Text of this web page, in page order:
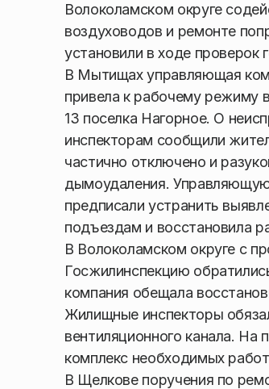
Волоколамском округе
воздуховодов и ремонте
установили в ходе проверок
В Мытищах управляющая
привела к рабочему режиму
13 поселка Нагорное. О
инспекторам сообщили
частично отключено и
дымоудаления. Управляющую
предписали устранить
подъездам и восстановила
В Волоколамском округе с
Госжилинспекцию
компания обещала
Жилищные инспекторы
вентиляционного канала.
комплекс необходимых
В Щелкове поручения по